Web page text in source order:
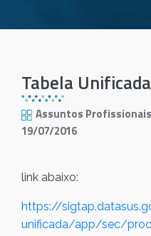
Tabela
Assuntos Profissionais
19/07/2016
link abaixo:
https://
unificada/app/sec/